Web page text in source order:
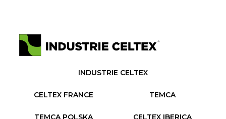
INDUSTRIE CELTEX
CELTEX FRANCE TEMCA
TEMCA POLSKA CELTEX IBERICA